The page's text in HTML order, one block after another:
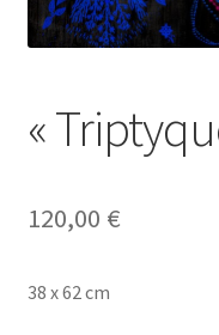
«
120,00 €
38 x 62 cm